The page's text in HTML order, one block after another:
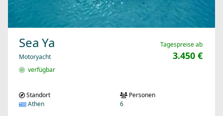
Sea Ya
Motoryacht
verfügbar
Tagespreise ab
3.450 €
Standort
Athen
Personen
6